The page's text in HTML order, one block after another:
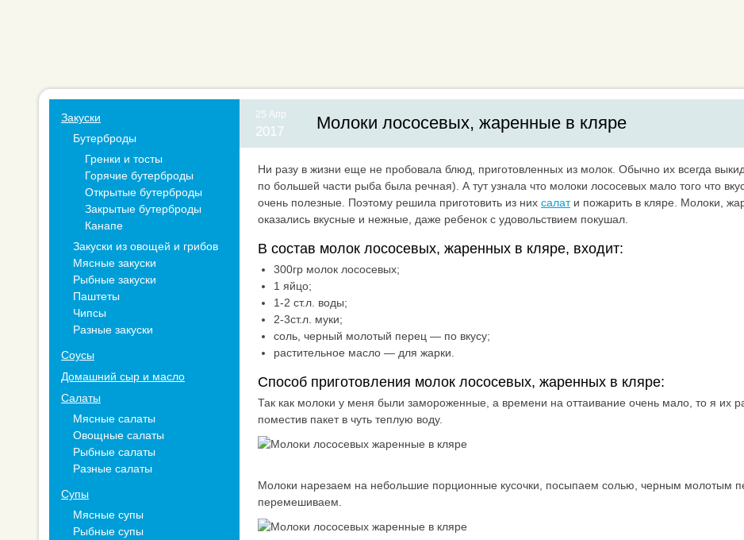
25 Апр
2017 Молоки лососевых, жаренные в кляре
Ни разу в жизни еще не пробовала блюд, приготовленных из молок. Обычно их всегда
по большей части рыба была речная). А тут узнала что молоки лососевых мало того что
очень полезные. Поэтому решила приготовить из них салати пожарить в кляре. Молоки,
оказались вкусные и нежные, даже ребенок с удовольствием покушал.
В состав молок лососевых, жаренных в кляре, входит:
300гр молок лососевых;
1 яйцо;
1-2 ст.л. воды;
2-3ст.л. муки;
соль, черный молотый перец — по вкусу;
растительное масло — для жарки.
Способ приготовления молок лососевых, жаренных в кляре:
Так как молоки у меня были замороженные, а времени на оттаивание очень мало, то я их
поместив пакет в чуть теплую воду.
Молоки нарезаем на небольшие порционные кусочки, посыпаем солью, черным молотым
перемешиваем.
Закуски
Бутерброды
Гренки и тосты
Горячие бутерброды
Открытые бутерброды
Закрытые бутерброды
Канапе
Закуски из овощей и грибов
Мясные закуски
Рыбные закуски
Паштеты
Чипсы
Разные закуски
Соусы
Домашний сыр и масло
Салаты
Мясные салаты
Овощные салаты
Рыбные салаты
Разные салаты
Супы
Мясные супы
Рыбные супы